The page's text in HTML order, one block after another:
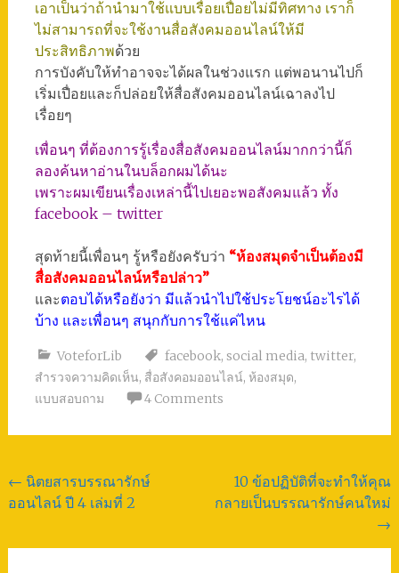
เอาเป็นว่าถ้านำมาใช้แบบเรื่อยเปื่อยไม่มีทิศทาง เราก็
ไม่สามารถที่จะใช้งานสื่อสังคมออนไลน์ให้มี
ประสิทธิภาพด้วย
การบังคับให้ทำอาจจะได้ผลในช่วงแรก แต่พอนานไปก็
เริ่มเปื่อยและก็ปล่อยให้สื่อสังคมออนไลน์เฉาลงไป
เรื่อยๆ
เพื่อนๆ ที่ต้องการรู้เรื่องสื่อสังคมออนไลน์มากกว่านี้ก็
ลองค้นหาอ่านในบล็อกผมได้นะ
เพราะผมเขียนเรื่องเหล่านี้ไปเยอะพอสังคมแล้ว ทั้ง
facebook – twitter
สุดท้ายนี้เพื่อนๆ รู้หรือยังครับว่า “ห้องสมุดจำเป็นต้องมี
สื่อสังคมออนไลน์หรือปล่าว”
และตอบได้หรือยังว่า มีแล้วนำไปใช้ประโยชน์อะไรได้
บ้าง และเพื่อนๆ สนุกกับการใช้แค่ไหน
VoteforLib facebook, social media, twitter,
สำรวจความคิดเห็น, สื่อสังคอมออนไลน์, ห้องสมุด,
แบบสอบถาม
4 Comments
Post
navigation
← นิตยสารบรรณารักษ์
ออนไลน์ ปี 4 เล่มที่ 2
10 ข้อปฏิบัติที่จะทำให้คุณ
กลายเป็นบรรณารักษ์คนใหม่
→